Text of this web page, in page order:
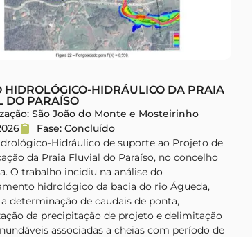
HIDROLÓGICO-HIDRÁULICO DA PRAIA
DO PARAÍSO​
São João do Monte e Mosteirinho
Fase: Concluído
Hidráulico de suporte ao Projeto de
da Praia Fluvial do Paraíso, no concelho
O trabalho incidiu na análise do
hidrológico da bacia do rio Águeda,
determinação de caudais de ponta,
da precipitação de projeto e delimitação
associadas a cheias com período de